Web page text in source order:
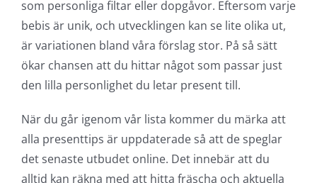
som personliga filtar eller dopgåvor. Eftersom varje
bebis är unik, och utvecklingen kan se lite olika ut,
är variationen bland våra förslag stor. På så sätt
ökar chansen att du hittar något som passar just
den lilla personlighet du letar present till.
När du går igenom vår lista kommer du märka att
alla presenttips är uppdaterade så att de speglar
det senaste utbudet online. Det innebär att du
alltid kan räkna med att hitta fräscha och aktuella